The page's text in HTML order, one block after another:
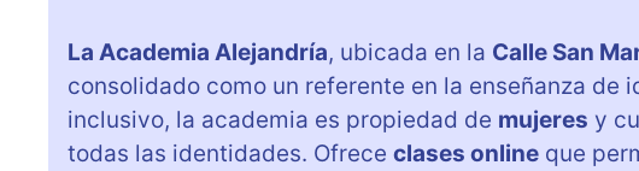
La Academia Alejandría, ubicada en la Calle San
consolidado como un referente en la enseñanza de
inclusivo, la academia es propiedad de mujeres y
todas las identidades. Ofrece clases online que